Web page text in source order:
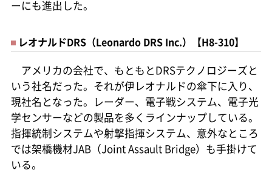
ーにも進出した。
レオナルドDRS（Leonardo DRS Inc.）【H8-310】
アメリカの会社で、もともとDRSテクノロジーズと
いう社名だった。それが伊レオナルドの傘下に入り、
現社名となった。レーダー、電子戦システム、電子光
学センサーなどの製品を多くラインナップしている。
指揮統制システムや射撃指揮システム、意外なところ
では架橋機材JAB（Joint Assault Bridge）も手掛けて
いる。